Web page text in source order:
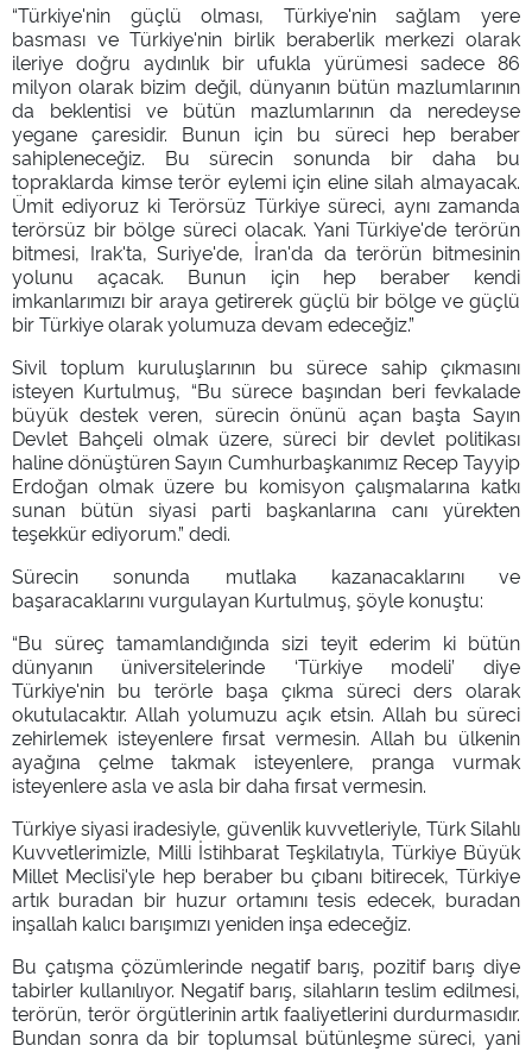
“Türkiye'nin güçlü olması, Türkiye'nin sağlam yere
basması ve Türkiye'nin birlik beraberlik merkezi olarak
ileriye doğru aydınlık bir ufukla yürümesi sadece 86
milyon olarak bizim değil, dünyanın bütün mazlumlarının
da beklentisi ve bütün mazlumlarının da neredeyse
yegane çaresidir. Bunun için bu süreci hep beraber
sahipleneceğiz. Bu sürecin sonunda bir daha bu
topraklarda kimse terör eylemi için eline silah almayacak.
Ümit ediyoruz ki Terörsüz Türkiye süreci, aynı zamanda
terörsüz bir bölge süreci olacak. Yani Türkiye'de terörün
bitmesi, Irak'ta, Suriye'de, İran'da da terörün bitmesinin
yolunu açacak. Bunun için hep beraber kendi
imkanlarımızı bir araya getirerek güçlü bir bölge ve güçlü
bir Türkiye olarak yolumuza devam edeceğiz.”
Sivil toplum kuruluşlarının bu sürece sahip çıkmasını
isteyen Kurtulmuş, “Bu sürece başından beri fevkalade
büyük destek veren, sürecin önünü açan başta Sayın
Devlet Bahçeli olmak üzere, süreci bir devlet politikası
haline dönüştüren Sayın Cumhurbaşkanımız Recep Tayyip
Erdoğan olmak üzere bu komisyon çalışmalarına katkı
sunan bütün siyasi parti başkanlarına canı yürekten
teşekkür ediyorum.” dedi.
Sürecin sonunda mutlaka kazanacaklarını ve
başaracaklarını vurgulayan Kurtulmuş, şöyle konuştu:
“Bu süreç tamamlandığında sizi teyit ederim ki bütün
dünyanın üniversitelerinde ‘Türkiye modeli’ diye
Türkiye'nin bu terörle başa çıkma süreci ders olarak
okutulacaktır. Allah yolumuzu açık etsin. Allah bu süreci
zehirlemek isteyenlere fırsat vermesin. Allah bu ülkenin
ayağına çelme takmak isteyenlere, pranga vurmak
isteyenlere asla ve asla bir daha fırsat vermesin.
Türkiye siyasi iradesiyle, güvenlik kuvvetleriyle, Türk Silahlı
Kuvvetlerimizle, Milli İstihbarat Teşkilatıyla, Türkiye Büyük
Millet Meclisi'yle hep beraber bu çıbanı bitirecek, Türkiye
artık buradan bir huzur ortamını tesis edecek, buradan
inşallah kalıcı barışımızı yeniden inşa edeceğiz.
Bu çatışma çözümlerinde negatif barış, pozitif barış diye
tabirler kullanılıyor. Negatif barış, silahların teslim edilmesi,
terörün, terör örgütlerinin artık faaliyetlerini durdurmasıdır.
Bundan sonra da bir toplumsal bütünleşme süreci, yani